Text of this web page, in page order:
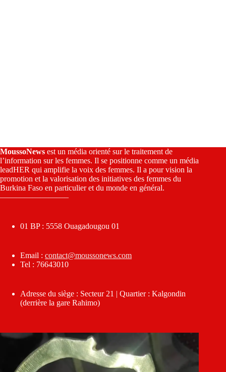
MoussoNews est un média orienté sur le traitement de
l’information sur les femmes. Il se positionne comme un média
leadHER qui amplifie la voix des femmes. Il a pour vision la
promotion et la valorisation des initiatives des femmes du
Burkina Faso en particulier et du monde en général.
————————–
01 BP : 5558 Ouagadougou 01
Email : contact@moussonews.com
Tel : 76643010
Adresse du siège : Secteur 21 | Quartier : Kalgondin
(derrière la gare Rahimo)